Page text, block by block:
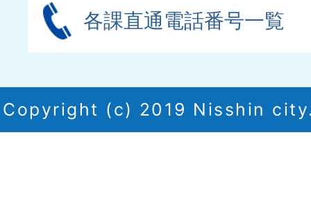
各課直通電話番号一覧
Copyright (c) 2019 Nisshin